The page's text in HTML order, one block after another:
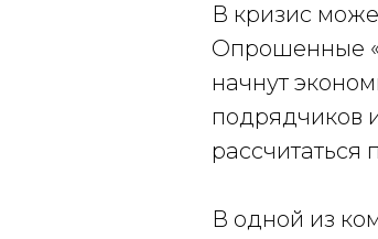
В кризис
Опрошенные
начнут
подрядчиков
рассчитаться
В одной из